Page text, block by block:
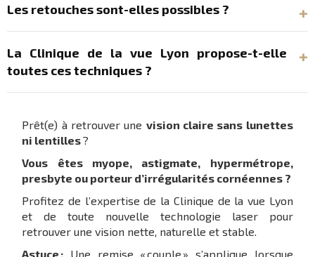
Les retouches sont-elles possibles ?
La Clinique de la vue Lyon propose-t-elle
toutes ces techniques ?
Prêt(e) à retrouver une vision claire sans lunettes
ni lentilles?
Vous êtes myope, astigmate, hypermétrope,
presbyte ou porteur d’irrégularités cornéennes ?
Profitez de l’expertise de la Clinique de la vue Lyon
et de toute nouvelle technologie laser pour
retrouver une vision nette, naturelle et stable.
Astuce : Une remise « couple » s’applique lorsque